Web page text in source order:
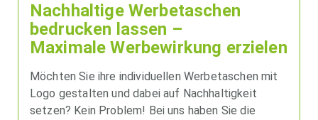
Nachhaltige Werbetaschen
bedrucken lassen –
Maximale Werbewirkung erzielen
Möchten Sie ihre individuellen Werbetaschen mit
Logo gestalten und dabei auf Nachhaltigkeit
setzen? Kein Problem! Bei uns haben Sie die